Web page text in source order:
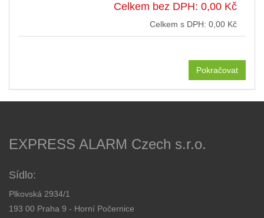
Celkem bez DPH: 0,00 Kč
Celkem s DPH: 0,00 Kč
Pokračovat
EXPRESS ALARM Czech s.r.o.
Sídlo:
Plkovská 2934/1
193 00 Praha 9 - Horní Počernice